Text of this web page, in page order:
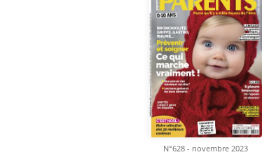
N°628 - novembre 2023